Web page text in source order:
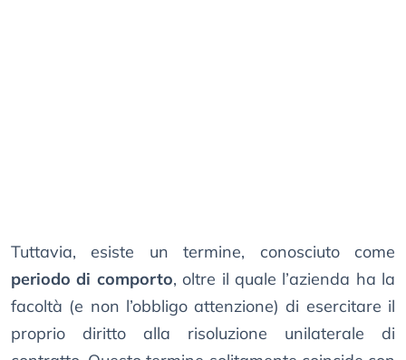
Tuttavia, esiste un termine, conosciuto come
periodo di comporto, oltre il quale l’azienda ha la
facoltà (e non l’obbligo attenzione) di esercitare il
proprio diritto alla risoluzione unilaterale di